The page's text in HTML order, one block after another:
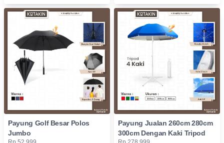
Payung Golf Besar Polos
Jumbo
Payung Jualan 260cm 280cm
300cm Dengan Kaki Tripod